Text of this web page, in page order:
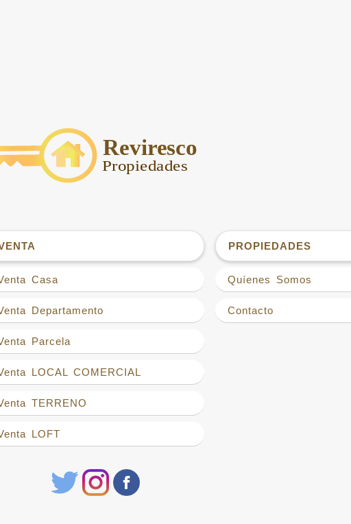
Casa
Departamento
Parcela
LOCAL COMERCIAL
TERRENO
LOFT
PROPIEDADES
Quíenes Somos
Contacto